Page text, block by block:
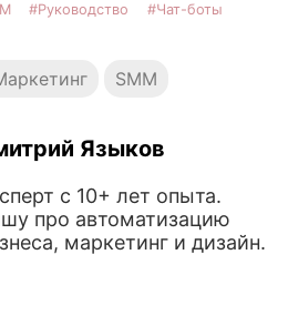
Руководство Чат-боты
SMM
Языков
с 10+ лет опыта.
про автоматизацию
маркетинг и дизайн.